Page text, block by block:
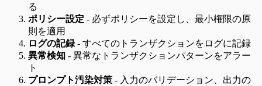
る
ポリシー設定 - 必ずポリシーを設定し、最小権限の原
則を適用
ログの記録- すべてのトランザクションをログに記録
異常検知 - 異常なトランザクションパターンをアラー
ト
プロンプト汚染対策 - 入力のバリデーション、出力の